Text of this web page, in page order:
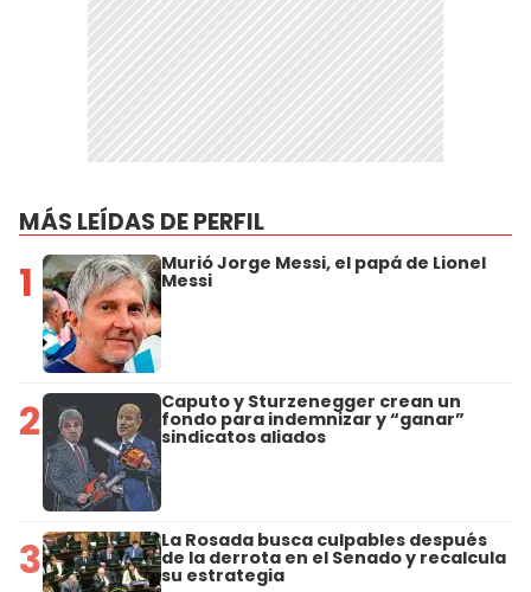
MÁS LEÍDAS DE PERFIL
1 Murió Jorge Messi, el papá de Lionel
Messi
2 Caputo y Sturzenegger crean un
fondo para indemnizar y “ganar”
sindicatos aliados
3 La Rosada busca culpables después
de la derrota en el Senado y recalcula
su estrategia